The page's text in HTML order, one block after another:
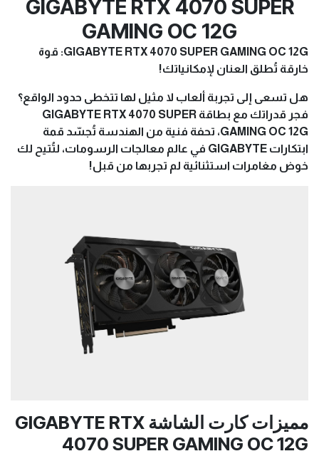
GIGABYTE RTX 4070 SUPER
GAMING OC 12G
GIGABYTE RTX 4070 SUPER GAMING OC 12G: قوة
خارقة تُطلق العنان لإمكانياتك!
هل تسعى إلى تجربة ألعاب لا مثيل لها تتخطى حدود الواقع؟
فجر قدراتك مع بطاقة GIGABYTE RTX 4070 SUPER
GAMING OC 12G، تحفة فنية من الهندسة تُجسّد قمة
ابتكارات GIGABYTE في عالم معالجات الرسومات، لتُتيح لك
خوض مغامرات استثنائية لم تجربها من قبل!
مميزات كارت الشاشة GIGABYTE RTX
4070 SUPER GAMING OC 12G